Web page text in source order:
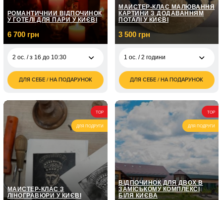
РОМАНТИЧНИЙ ВІДПОЧИНОК
У ГОТЕЛІ ДЛЯ ПАРИ У КИЄВІ
6 700 грн
2 ос. / з 16 до 10:30
6 700
грн
ДЛЯ СЕБЕ / НА ПОДАРУНОК
МАЙСТЕР-КЛАС МАЛЮВАННЯ
КАРТИНИ З ДОДАВАННЯМ
ПОТАЛІ У КИЄВІ
3 500 грн
1 ос. / 2 години
3 500
грн
ДЛЯ СЕБЕ / НА ПОДАРУНОК
TOP
ДЛЯ ПОДРУГИ
МАЙСТЕР-КЛАС З
ЛІНОГРАВЮРИ У КИЄВІ
TOP
ДЛЯ ПОДРУГИ
ВІДПОЧИНОК ДЛЯ ДВОХ В
ЗАМІСЬКОМУ КОМПЛЕКСІ
БІЛЯ КИЄВА